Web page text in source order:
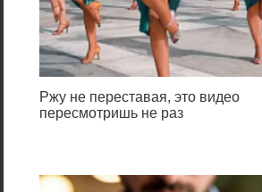
Ржу не переставая, это видео
пересмотришь не раз